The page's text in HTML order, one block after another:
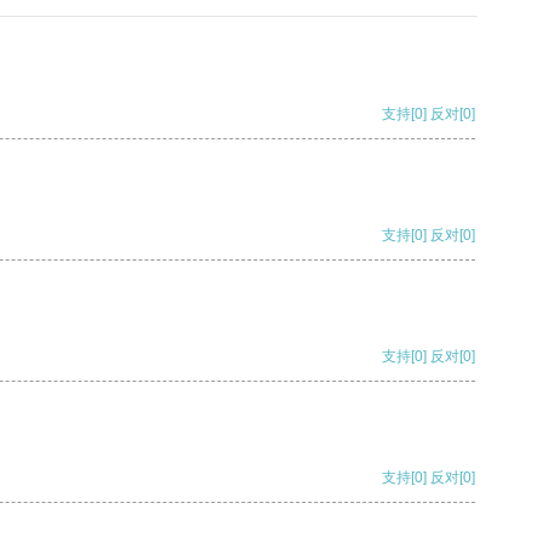
支持[0] 反对[0]
支持[0] 反对[0]
支持[0] 反对[0]
支持[0] 反对[0]